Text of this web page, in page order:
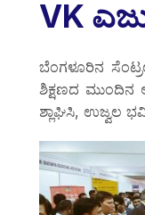
VK
ಬೆಂಗಳೂರಿನ
ಶಿಕ್ಷಣದ ಮುಂದಿನ
ಶ್ಲಾಘಿಸಿ, ಉಜ್ವಲ